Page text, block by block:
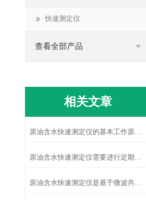
快速测定仪
查看全部产品
相关文章
原油含水快速测定仪的基本工作原理讲解
原油含水快速测定仪需要进行定期校准
原油含水快速测定仪是基于微波共振技术设计的